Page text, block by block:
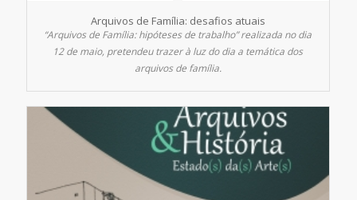
Arquivos de Família: desafios atuais
“Arquivos de Família: hipóteses de trabalho” realizada no dia
12 de maio, pretendeu trazer à luz do dia a temática dos
arquivos de família.